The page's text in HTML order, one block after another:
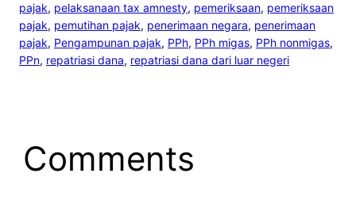
pajak, pelaksanaan tax amnesty, pemeriksaan, pemeriksaan
pajak, pemutihan pajak, penerimaan negara, penerimaan
pajak, Pengampunan pajak, PPh, PPh migas, PPh nonmigas
PPn, repatriasi dana, repatriasi dana dari luar negeri
Comments